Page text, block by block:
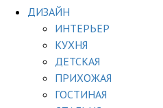
ДИЗАЙН
ИНТЕРЬЕР
КУХНЯ
ДЕТСКАЯ
ПРИХОЖАЯ
ГОСТИНАЯ